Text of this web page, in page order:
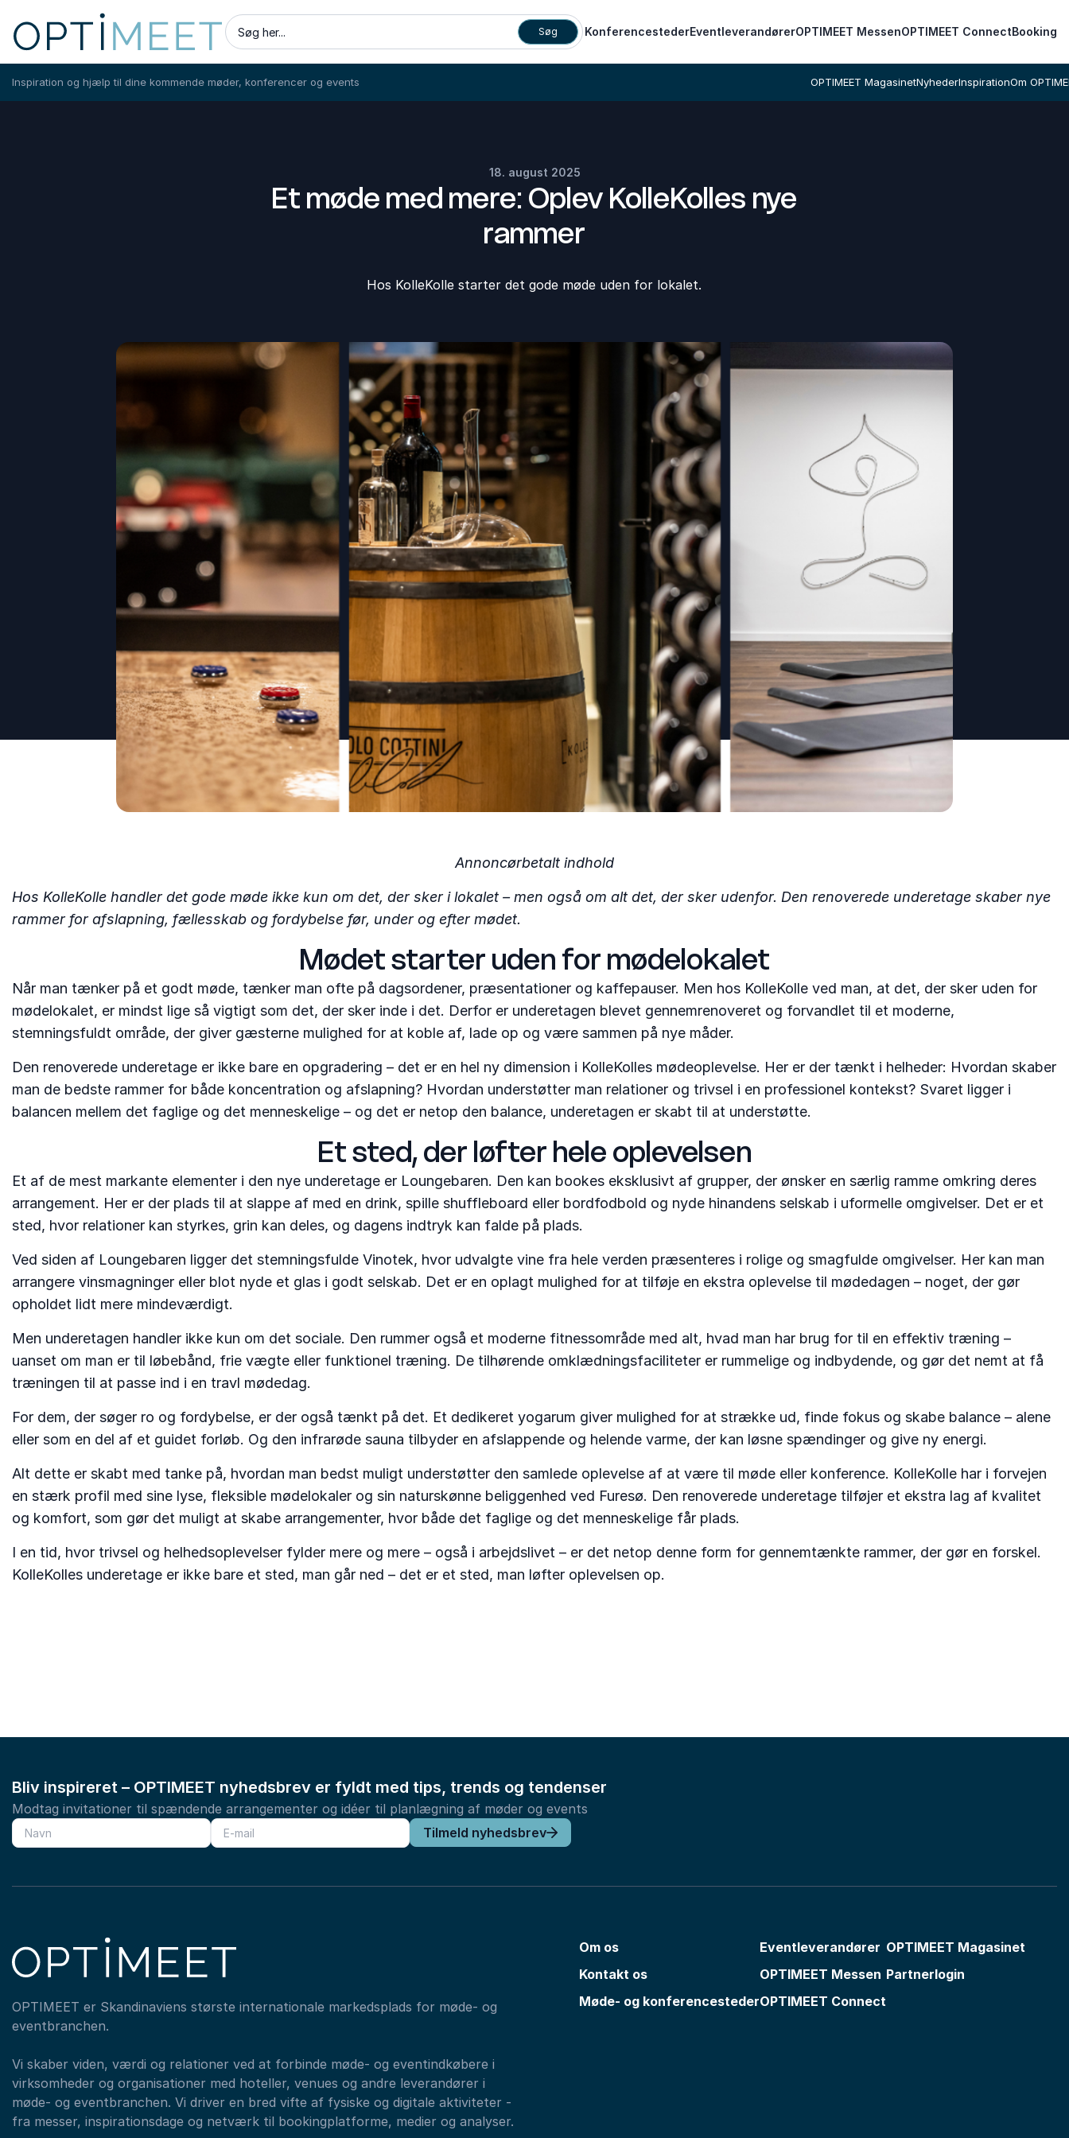
Søg her... Søg KonferencestederEventleverandørerOPTIMEET MessenOPTIMEET ConnectBooking
Inspiration og hjælp til dine kommende møder, konferencer og events OPTIMEET MagasinetNyhederInspirationOm
18. august 2025
Et møde med mere: Oplev KolleKolles nye
rammer
Hos KolleKolle starter det gode møde uden for lokalet.
Annoncørbetalt indhold
Hos KolleKolle handler det gode møde ikke kun om det, der sker i lokalet – men også om alt det, der sker udenfor. Den renoverede underetage skaber nye
rammer for afslapning, fællesskab og fordybelse før, under og efter mødet.
Mødet starter uden for mødelokalet
Når man tænker på et godt møde, tænker man ofte på dagsordener, præsentationer og kaffepauser. Men hos KolleKolle ved man, at det, der sker uden for
mødelokalet, er mindst lige så vigtigt som det, der sker inde i det. Derfor er underetagen blevet gennemrenoveret og forvandlet til et moderne,
stemningsfuldt område, der giver gæsterne mulighed for at koble af, lade op og være sammen på nye måder.
Den renoverede underetage er ikke bare en opgradering – det er en hel ny dimension i KolleKolles mødeoplevelse. Her er der tænkt i helheder: Hvordan skaber
man de bedste rammer for både koncentration og afslapning? Hvordan understøtter man relationer og trivsel i en professionel kontekst? Svaret ligger i
balancen mellem det faglige og det menneskelige – og det er netop den balance, underetagen er skabt til at understøtte.
Et sted, der løfter hele oplevelsen
Et af de mest markante elementer i den nye underetage er Loungebaren. Den kan bookes eksklusivt af grupper, der ønsker en særlig ramme omkring deres
arrangement. Her er der plads til at slappe af med en drink, spille shuffleboard eller bordfodbold og nyde hinandens selskab i uformelle omgivelser. Det er et
sted, hvor relationer kan styrkes, grin kan deles, og dagens indtryk kan falde på plads.
Ved siden af Loungebaren ligger det stemningsfulde Vinotek, hvor udvalgte vine fra hele verden præsenteres i rolige og smagfulde omgivelser. Her kan man
arrangere vinsmagninger eller blot nyde et glas i godt selskab. Det er en oplagt mulighed for at tilføje en ekstra oplevelse til mødedagen – noget, der gør
opholdet lidt mere mindeværdigt.
Men underetagen handler ikke kun om det sociale. Den rummer også et moderne fitnessområde med alt, hvad man har brug for til en effektiv træning –
uanset om man er til løbebånd, frie vægte eller funktionel træning. De tilhørende omklædningsfaciliteter er rummelige og indbydende, og gør det nemt at få
træningen til at passe ind i en travl mødedag.
For dem, der søger ro og fordybelse, er der også tænkt på det. Et dedikeret yogarum giver mulighed for at strække ud, finde fokus og skabe balance – alene
eller som en del af et guidet forløb. Og den infrarøde sauna tilbyder en afslappende og helende varme, der kan løsne spændinger og give ny energi.
Alt dette er skabt med tanke på, hvordan man bedst muligt understøtter den samlede oplevelse af at være til møde eller konference. KolleKolle har i forvejen
en stærk profil med sine lyse, fleksible mødelokaler og sin naturskønne beliggenhed ved Furesø. Den renoverede underetage tilføjer et ekstra lag af kvalitet
og komfort, som gør det muligt at skabe arrangementer, hvor både det faglige og det menneskelige får plads.
I en tid, hvor trivsel og helhedsoplevelser fylder mere og mere – også i arbejdslivet – er det netop denne form for gennemtænkte rammer, der gør en forskel.
KolleKolles underetage er ikke bare et sted, man går ned – det er et sted, man løfter oplevelsen op.
Bliv inspireret – OPTIMEET nyhedsbrev er fyldt med tips, trends og tendenser
Modtag invitationer til spændende arrangementer og idéer til planlægning af møder og events
Tilmeld nyhedsbrev
OPTIMEET er Skandinaviens største internationale markedsplads for møde- og
eventbranchen.
Vi skaber viden, værdi og relationer ved at forbinde møde- og eventindkøbere i
virksomheder og organisationer med hoteller, venues og andre leverandører i
møde- og eventbranchen. Vi driver en bred vifte af fysiske og digitale aktiviteter -
fra messer, inspirationsdage og netværk til bookingplatforme, medier og analyser.
Om os
Kontakt os
Møde- og konferencesteder
Eventleverandører
OPTIMEET Messen
OPTIMEET Connect
OPTIMEET Magasinet
Partnerlogin